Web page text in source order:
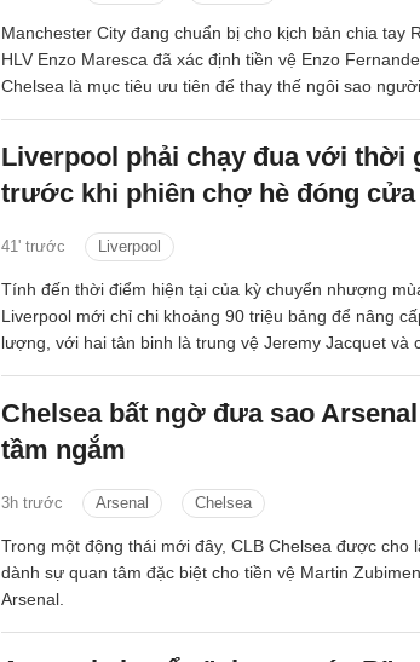
Manchester City đang chuẩn bị cho kịch bản chia tay
HLV Enzo Maresca đã xác định tiền vệ Enzo
Chelsea là mục tiêu ưu tiên để thay thế ngôi sao
Liverpool phải chạy đua với thời
trước khi phiên chợ hè đóng cửa
41' trước Liverpool
Tính đến thời điểm hiện tại của kỳ chuyển nhượng
Liverpool mới chỉ chi khoảng 90 triệu bảng để nâng
lượng, với hai tân binh là trung vệ Jeremy Jacquet và
Chelsea bất ngờ đưa sao
tầm ngắm
3h trước Arsenal Chelsea
Trong một động thái mới đây, CLB Chelsea được cho
dành sự quan tâm đặc biệt cho tiền vệ Martin
Arsenal.